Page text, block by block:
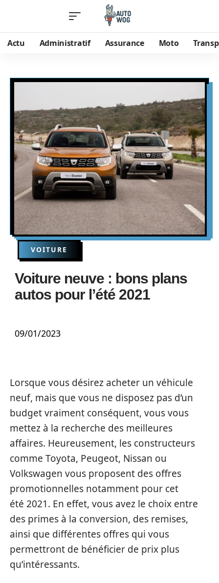
Actu Administratif Assurance Moto
VOITURE
Voiture neuve : bons plans
autos pour l’été 2021
09/01/2023
Lorsque vous désirez acheter un véhicule
neuf, mais que vous ne disposez pas d’un
budget vraiment conséquent, vous vous
mettez à la recherche des meilleures
affaires. Heureusement, les constructeurs
comme Toyota, Peugeot, Nissan ou
Volkswagen vous proposent des offres
promotionnelles notamment pour cet
été 2021. En effet, vous avez le choix entre
des primes à la conversion, des remises,
ainsi que différentes offres qui vous
permettront de bénéficier de prix plus
qu’intéressants.